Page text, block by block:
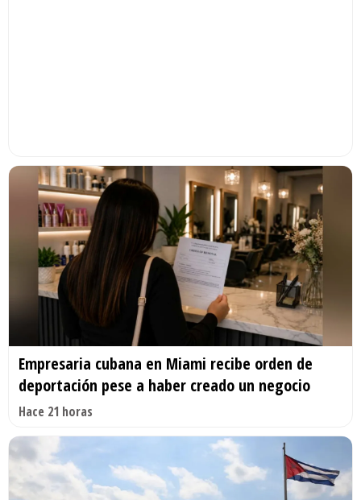
Empresaria cubana en Miami recibe orden de
deportación pese a haber creado un negocio
Hace 21 horas